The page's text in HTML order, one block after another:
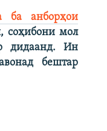
ба анборҳои
соҳибони мол
дидаанд. Ин
бештар